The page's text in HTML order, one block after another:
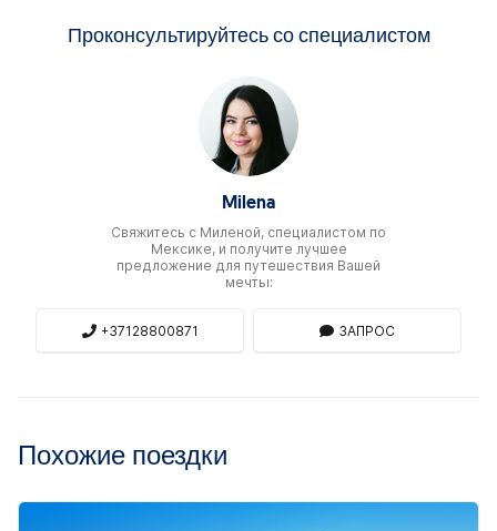
Проконсультируйтесь со специалистом
Milena
Свяжитесь c Миленой, специалистом по
Мексике, и получите лучшее
предложение для путешествия Вашей
мечты:
+37128800871 ЗАПРОС
Похожие поездки